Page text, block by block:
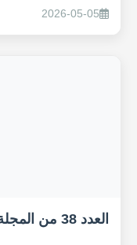
2026-05-05
العدد 38 من المجلة العربية للمعلومات